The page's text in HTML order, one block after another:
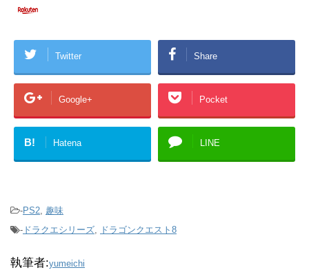
Twitter Share
Google+ Pocket
B! Hatena LINE
-PS2 趣味
- ドラクエシリーズ ドラゴンクエスト8
執筆者:yumeichi